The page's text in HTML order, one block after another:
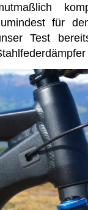
für
Test